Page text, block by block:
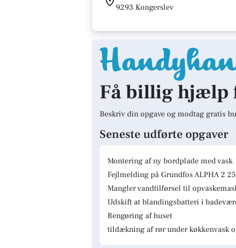
9293 Kongerslev
Få billig hjælp
Beskriv din opgave og modtag gratis
Seneste udførte opgaver
Montering af ny bordplade med vask
Fejlmelding på Grundfos ALPHA 2
Mangler vandtilførsel til
Udskift at blandingsbatteri i
Rengøring af huset
tildækning af rør under køkkenvask